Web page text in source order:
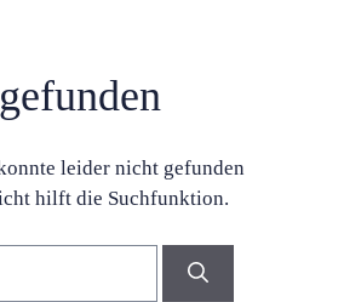
leider nicht gefunden
hilft die Suchfunktion.